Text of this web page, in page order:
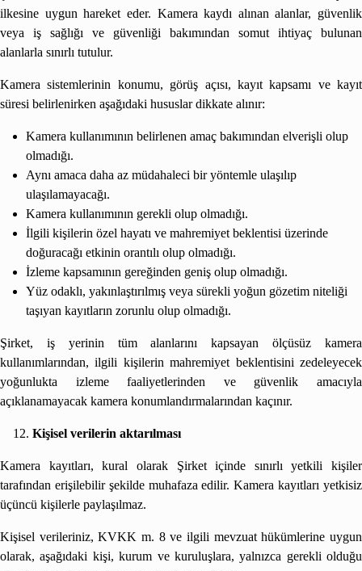
ilkesine uygun hareket eder. Kamera kaydı alınan alanlar, güvenlik
veya iş sağlığı ve güvenliği bakımından somut ihtiyaç bulunan
alanlarla sınırlı tutulur.
Kamera sistemlerinin konumu, görüş açısı, kayıt kapsamı ve kayıt
süresi belirlenirken aşağıdaki hususlar dikkate alınır:
Kamera kullanımının belirlenen amaç bakımından elverişli olup
olmadığı.
Aynı amaca daha az müdahaleci bir yöntemle ulaşılıp
ulaşılamayacağı.
Kamera kullanımının gerekli olup olmadığı.
İlgili kişilerin özel hayatı ve mahremiyet beklentisi üzerinde
doğuracağı etkinin orantılı olup olmadığı.
İzleme kapsamının gereğinden geniş olup olmadığı.
Yüz odaklı, yakınlaştırılmış veya sürekli yoğun gözetim niteliği
taşıyan kayıtların zorunlu olup olmadığı.
Şirket, iş yerinin tüm alanlarını kapsayan ölçüsüz kamera
kullanımlarından, ilgili kişilerin mahremiyet beklentisini zedeleyecek
yoğunlukta izleme faaliyetlerinden ve güvenlik amacıyla
açıklanamayacak kamera konumlandırmalarından kaçınır.
Kişisel verilerin aktarılması
Kamera kayıtları, kural olarak Şirket içinde sınırlı yetkili kişiler
tarafından erişilebilir şekilde muhafaza edilir. Kamera kayıtları yetkisiz
üçüncü kişilerle paylaşılmaz.
Kişisel verileriniz, KVKK m. 8 ve ilgili mevzuat hükümlerine uygun
olarak, aşağıdaki kişi, kurum ve kuruluşlara, yalnızca gerekli olduğu